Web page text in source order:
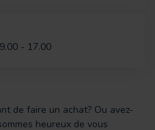
- 17.00
de faire un achat? Ou avez-
heureux de vous